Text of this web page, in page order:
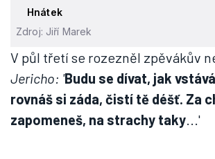
Hnátek
Zdroj: Jiří Marek
V půl třetí se rozezněl zpěvákův
Jericho: 'Budu se dívat, jak
rovnáš si záda, čistí tě déšť. Za
zapomeneš, na strachy taky...'